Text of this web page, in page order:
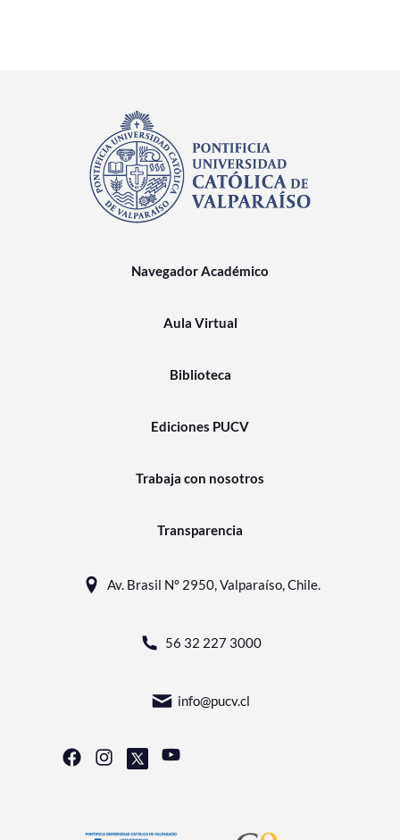
Navegador Académico
Aula Virtual
Biblioteca
Ediciones PUCV
Trabaja con nosotros
Transparencia
Av. Brasil N° 2950, Valparaíso, Chile.
56 32 227 3000
info@pucv.cl